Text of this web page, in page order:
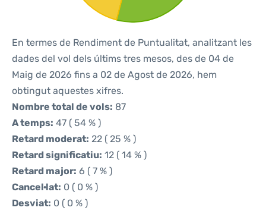
En termes de Rendiment de Puntualitat, analitzant les
dades del vol dels últims tres mesos, des de 04 de
Maig de 2026 fins a 02 de Agost de 2026, hem
obtingut aquestes xifres.
Nombre total de vols: 87
A temps: 47 ( 54 % )
Retard moderat: 22 ( 25 % )
Retard significatiu: 12 ( 14 % )
Retard major: 6 ( 7 % )
Cancel·lat: 0 ( 0 % )
Desviat: 0 ( 0 % )